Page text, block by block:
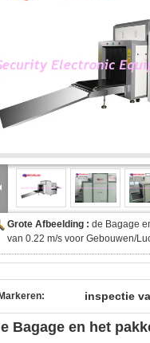
Grote Afbeelding : de Bagage
van 0.22 m/s voor Gebouwen/
Markeren: inspectie
Bagage en het